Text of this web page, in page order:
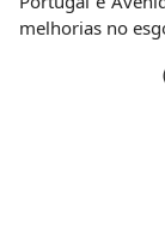
melhorias no